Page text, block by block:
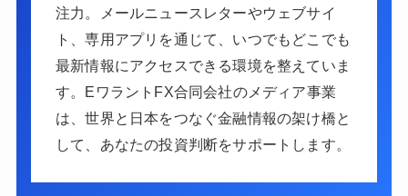
注力。メールニュースレターやウェブサイ
ト、専用アプリを通じて、いつでもどこでも
最新情報にアクセスできる環境を整えていま
す。EワラントFX合同会社のメディア事業
は、世界と日本をつなぐ金融情報の架け橋と
して、あなたの投資判断をサポートします。